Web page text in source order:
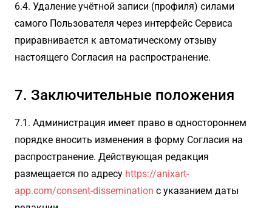
6.4. Удаление учётной записи (профиля) силами
самого Пользователя через интерфейс Сервиса
приравнивается к автоматическому отзыву
настоящего Согласия на распространение.
7. Заключительные положения
7.1. Администрация имеет право в одностороннем
порядке вносить изменения в форму Согласия на
распространение. Действующая редакция
размещается по адресу https://anixart-
app.com/consent-dissemination с указанием даты